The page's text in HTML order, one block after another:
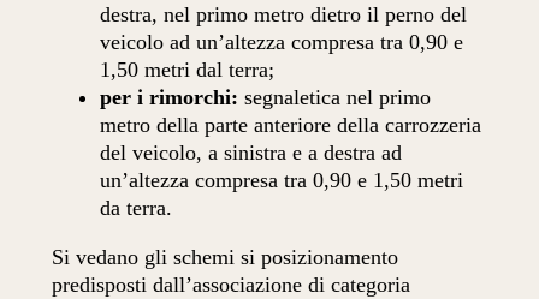
destra, nel primo metro dietro il perno del
veicolo ad un’altezza compresa tra 0,90 e
1,50 metri dal terra;
per i rimorchi: segnaletica nel primo
metro della parte anteriore della carrozzeria
del veicolo, a sinistra e a destra ad
un’altezza compresa tra 0,90 e 1,50 metri
da terra.
Si vedano gli schemi si posizionamento
predisposti dall’associazione di categoria